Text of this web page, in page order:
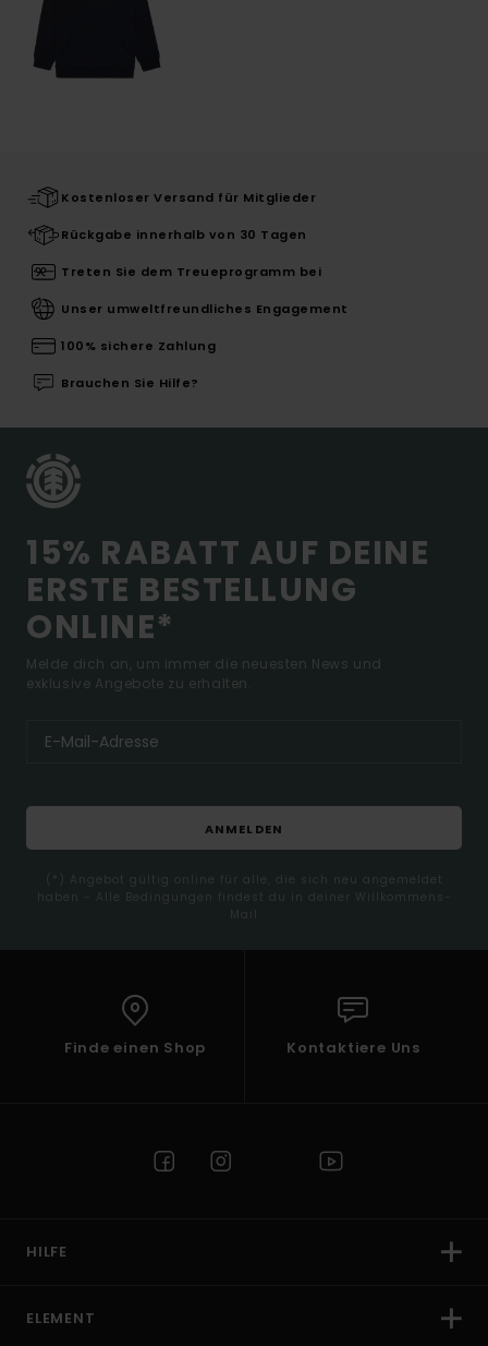
Kostenloser Versand für Mitglieder
Rückgabe innerhalb von 30 Tagen
Treten Sie dem Treueprogramm bei
Unser umweltfreundliches Engagement
100% sichere Zahlung
Brauchen Sie Hilfe?
15% RABATT AUF DEINE
ERSTE BESTELLUNG
ONLINE*
Melde dich an, um immer die neuesten News und
exklusive Angebote zu erhalten.
ANMELDEN
(*) Angebot gültig online für alle, die sich neu angemeldet
haben - Alle Bedingungen findest du in deiner Willkommens-
Mail
Finde einen Shop Kontaktiere Uns
HILFE
ELEMENT